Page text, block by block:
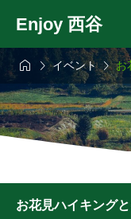
Enjoy 西谷
 イベントお
お花見ハイキング